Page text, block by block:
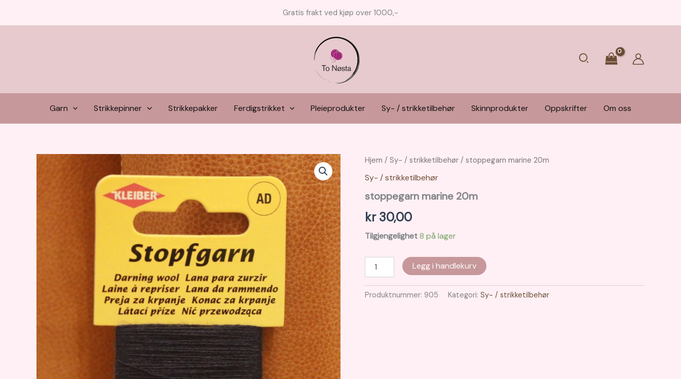
Gratis frakt ved kjøp over 1000,-
Søk
Garn Strikkepinner Strikkepakker Ferdigstrikket Pleieprodukter Sy- / strikketilbehør Skinnprodukter Oppskrifter Om oss
Hjem / Sy- / strikketilbehør / stoppegarn marine 20m
Sy- / strikketilbehør
stoppegarn marine 20m
kr30,00
Tilgjengelighet8 på lager
stoppegarn
marine
antall
Legg i handlekurv
Produktnummer: 905 Kategori: Sy- / strikketilbehør